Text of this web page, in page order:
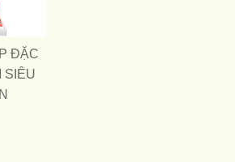
ĐẶC
SIÊU